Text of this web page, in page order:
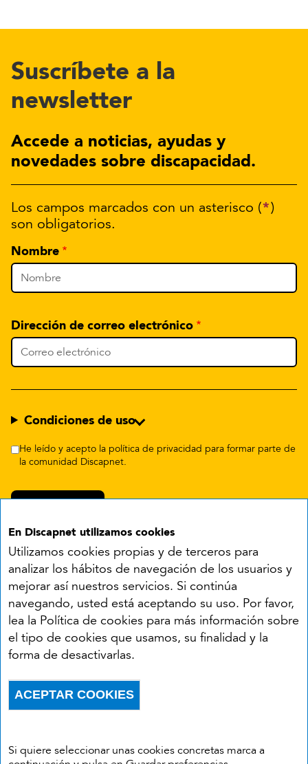
En Discapnet utilizamos cookies
Utilizamos cookies propias y de terceros para
analizar los hábitos de navegación de los usuarios y
mejorar así nuestros servicios. Si continúa
navegando, usted está aceptando su uso. Por favor,
lea la Política de cookies para más información sobre
el tipo de cookies que usamos, su finalidad y la
forma de desactivarlas.
Si quiere seleccionar unas cookies concretas marca a
ACEPTAR COOKIES
Suscríbete a la
newsletter
Accede a noticias, ayudas y
novedades sobre discapacidad.
Los campos marcados con un asterisco (*)
son obligatorios.
Nombre
Dirección de correo electrónico
Condiciones de uso
He leído y acepto la política de privacidad para formar parte de
la comunidad Discapnet.
Síguenos en:
YouTube
Menú del pie
AccesibilidadAviso legal
Política de privacidad